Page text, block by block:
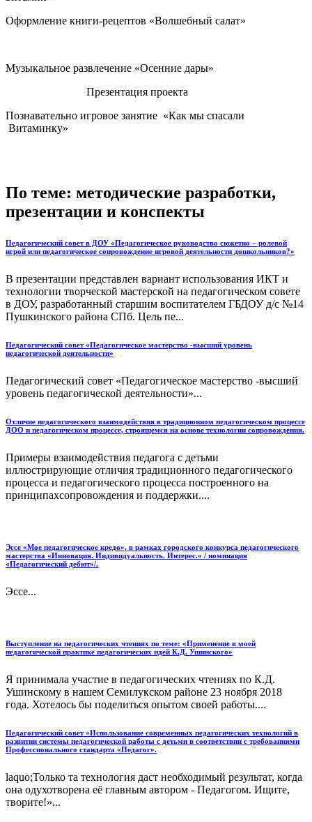
Оформление книги-рецептов «Волшебный салат»
Музыкальное развлечение «Осенние дары»
Презентация проекта
Познавательно игровое занятие «Как мы спасали
Витаминку»
По теме: методические разработки,
презентации и конспекты
Педагогический совет в ДОУ «Педагогическое руководство сюжетно – ролевой
игрой или педагогическое сопровождение игровой деятельности дошкольников?»
В презентации представлен вариант использования ИКТ и
технологии творческой мастерской на педагогическом совете
в ДОУ, разработанный старшим воспитателем ГБДОУ д/с №14
Пушкинского района СПб. Цель пе...
Педагогический совет «Педагогическое мастерство -высший уровень
педагогической деятельности»
Педагогический совет «Педагогическое мастерство -высший
уровень педагогической деятельности»...
Отличие педагогического взаимодействия в традиционном педагогическом процессе
ДОО и педагогическом процессе, строящемся на основе технологии сопровождения.
Примеры взаимодействия педагога с детьми
иллюстрирующие отличия традиционного педагогического
процесса и педагогического процесса построенного на
принципахсопровождения и поддержки....
Эссе «Мое педагогическое кредо», в рамках городского конкурса педагогического
мастерства «Инновация. Индивидуальность. Интерес.» / номинация
«Педагогический дебют»/.
Эссе...
Выступление на педагогических чтениях по теме: «Применение в моей
педагогической практике педагогических идей К.Д. Ушинского»
Я принимала участие в педагогических чтениях по К.Д.
Ушинскому в нашем Семилукском районе 23 ноября 2018
года. Хотелось бы поделиться опытом своей работы....
Педагогический совет «Использование современных педагогических технологий в
развитии системы педагогической работы с детьми в соответствии с требованиями
Профессионального стандарта «Педагог».
laquo;Только та технология даст необходимый результат, когда
она одухотворена её главным автором - Педагогом. Ищите,
творите!»...